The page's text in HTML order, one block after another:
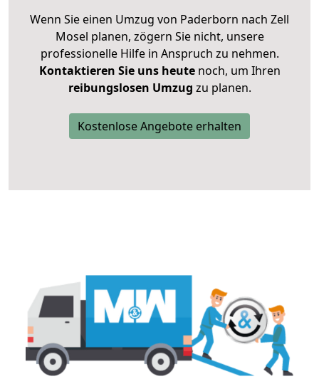
Wenn Sie einen Umzug von Paderborn nach Zell
Mosel planen, zögern Sie nicht, unsere
professionelle Hilfe in Anspruch zu nehmen.
Kontaktieren Sie uns heutenoch, um Ihren
reibungslosen Umzug zu planen.
Kostenlose Angebote erhalten